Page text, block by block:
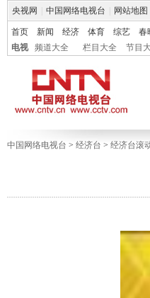
央视网 中国网络电视台 网站地图
首页 新闻 经济 体育 综艺 春
电视
频道大全 栏目大全 节目
中国网络电视台 > 经济台 > 经济台滚